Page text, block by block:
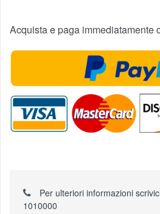
Acquista e paga immediatamente
Per ulteriori informazioni
1010000